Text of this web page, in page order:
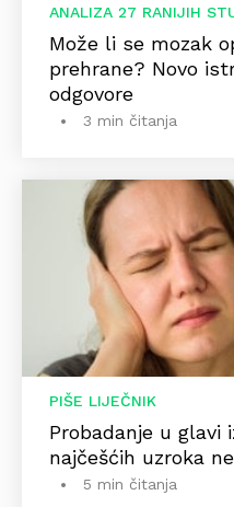
ANALIZA 27 RANIJIH
Može li se mozak
prehrane? Novo
odgovore
3 min čitanja
PIŠE LIJEČNIK
Probadanje u glavi
najčešćih uzroka
5 min čitanja